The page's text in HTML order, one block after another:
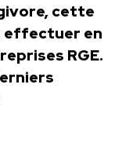
cette
effectuer en
RGE.